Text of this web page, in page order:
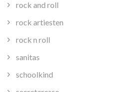
rock and roll
rock artiesten
rock n roll
sanitas
schoolkind